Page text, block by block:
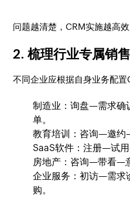
问题越清楚，CRM实施越高效
2. 梳理行业专属销
不同企业应根据自身业务配置
制造业：询盘—需求
单。
教育培训：咨询—邀
SaaS软件：注册—试
房地产：咨询—带看—
企业服务：初访—需
购。